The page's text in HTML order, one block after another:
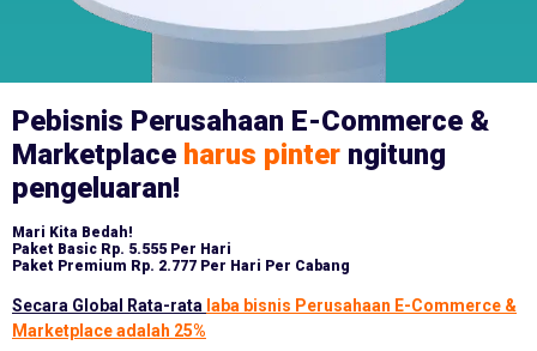
Pebisnis Perusahaan E-Commerce &
Marketplace harus pinter ngitung
pengeluaran!
Mari Kita Bedah!
Paket Basic Rp. 5.555 Per Hari
Paket Premium Rp. 2.777 Per Hari Per Cabang
Secara Global Rata-rata laba bisnis Perusahaan E-Commerce &
Marketplace adalah 25%